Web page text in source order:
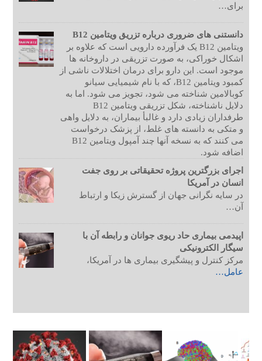
برای…
دانستنی های ضروری درباره تزریق ویتامین B12
ویتامین B12 یک فرآورده دارویی است که علاوه بر
اشکال خوراکی، به صورت تزریقی در داروخانه ها
موجود است. این دارو برای درمان اختلالات ناشی از
کمبود ویتامین B12، که با نام شیمیایی سیانو
کوبالامین شناخته می شود، تجویز می شود. اما به
دلایل ناشناخته، شکل تزریقی ویتامین B12
طرفداران زیادی دارد و غالبأ بیماران، به دلایل واهی
و متکی به دانسته های غلط، از پزشک درخواست
می کنند که به نسخه آنها چند آمپول ویتامین B12
اضافه شود.
اجرای بزرگترین پروژه تحقیقاتی بر روی جفت
انسان در آمریکا
در سایه نگرانی جهان از گسترش زیکا و ارتباط
آن…
اپیدمی بیماری حاد ریوی جوانان و رابطه آن با
سیگار الکترونیکی
مرکز کنترل و پیشگیری بیماری ها در آمریکا،
عامل…